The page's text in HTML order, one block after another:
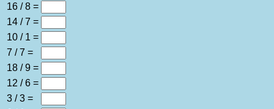
16 / 8 =
14 / 7 =
10 / 1 =
7 / 7 =
18 / 9 =
12 / 6 =
3 / 3 =